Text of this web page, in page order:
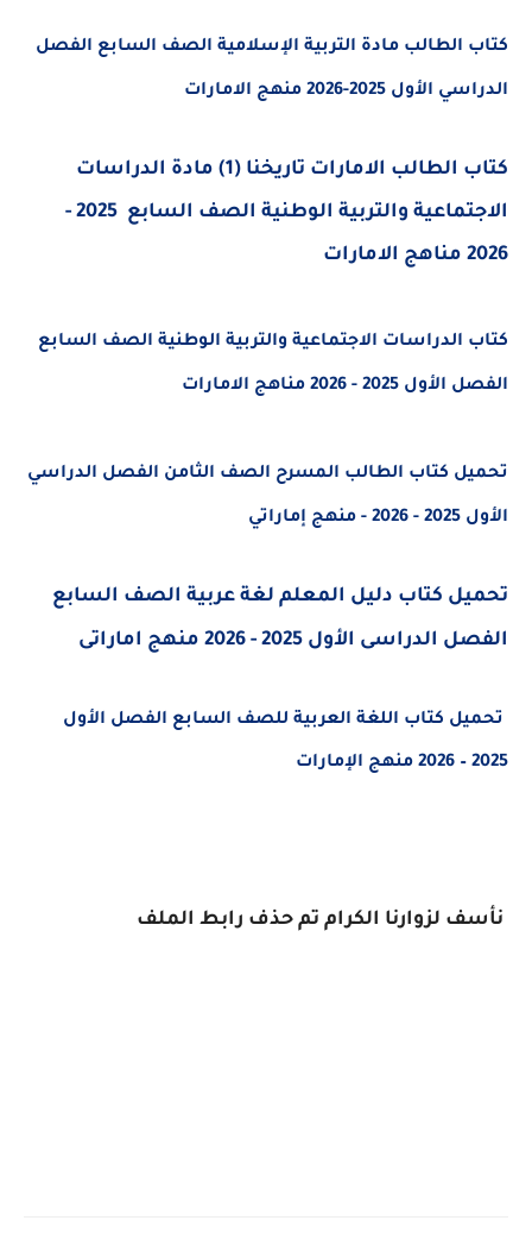
كتاب الطالب مادة التربية الإسلامية الصف السابع الفصل
الدراسي الأول 2025-2026 منهج الامارات
كتاب الطالب الامارات تاريخنا (1) مادة الدراسات
الاجتماعية والتربية الوطنية الصف السابع 2025 -
2026 مناهج الامارات
كتاب الدراسات الاجتماعية والتربية الوطنية الصف السابع
الفصل الأول 2025 - 2026 مناهج الامارات
تحميل كتاب الطالب المسرح الصف الثامن الفصل الدراسي
الأول 2025 - 2026 - منهج إماراتي
تحميل كتاب دليل المعلم لغة عربية الصف السابع
الفصل الدراسى الأول 2025 - 2026 منهج اماراتى
تحميل كتاب اللغة العربية للصف السابع الفصل الأول
2025 – 2026 منهج الإمارات
نأسف لزوارنا الكرام تم حذف رابط الملف